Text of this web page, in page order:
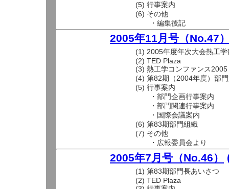
(5) 行事案内
(6) その他
・編集後記
2005年11月号（No.47
(1) 2005年度年次大会熱工
(2) TED Plaza
(3) 熱工学コンファンス
(4) 第82期（2004年度）部
(5) 行事案内
・部門企画行事案内
・部門関連行事案内
・国際会議案内
(6) 第83期部門組織
(7) その他
・広報委員会より
2005年7月号（No.46）
(1) 第83期部門長あいさつ
(2) TED Plaza